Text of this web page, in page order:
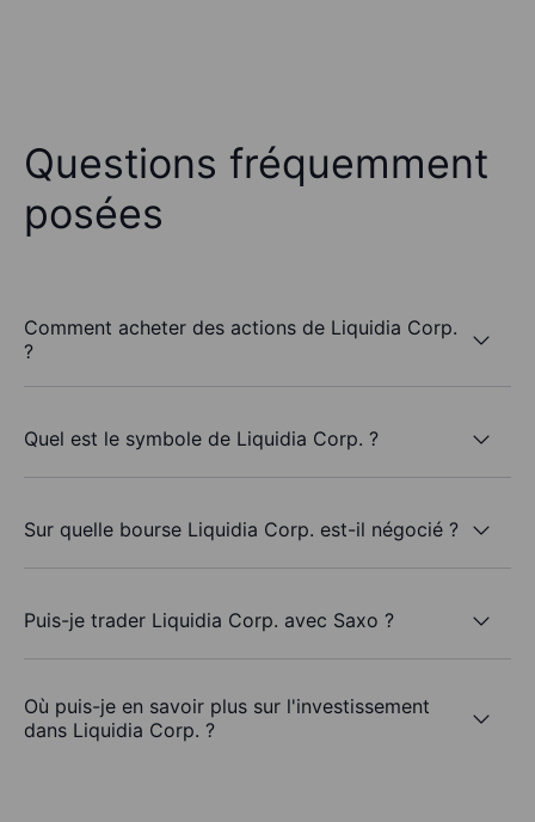
Questions fréquemment
posées
Comment acheter des actions de Liquidia Corp.
?
Quel est le symbole de Liquidia Corp. ?
Sur quelle bourse Liquidia Corp. est-il négocié ?
Puis-je trader Liquidia Corp. avec Saxo ?
Où puis-je en savoir plus sur l'investissement
dans Liquidia Corp. ?